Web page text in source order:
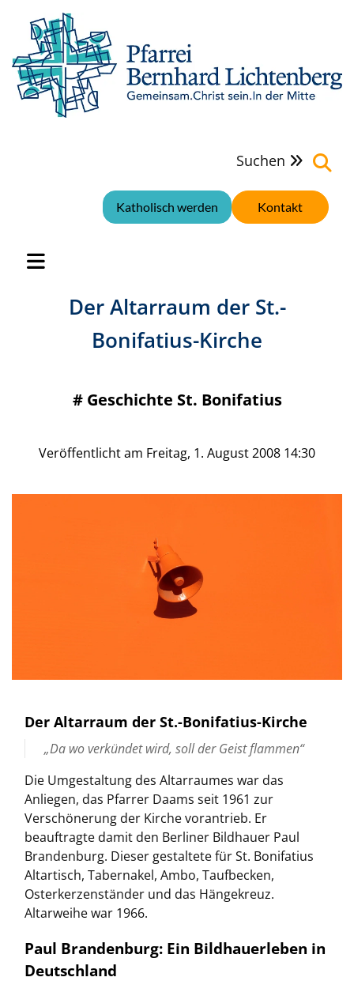
Suchen 
Kontakt
Katholisch werden
Der Altarraum der St.-
Bonifatius-Kirche
# Geschichte St. Bonifatius
Veröffentlicht am Freitag, 1. August 2008 14:30
Der Altarraum der St.-Bonifatius-Kirche
„Da wo verkündet wird, soll der Geist flammen“
Die Umgestaltung des Altarraumes war das
Anliegen, das Pfarrer Daams seit 1961 zur
Verschönerung der Kirche vorantrieb. Er
beauftragte damit den Berliner Bildhauer Paul
Brandenburg. Dieser gestaltete für St. Bonifatius
Altartisch, Tabernakel, Ambo, Taufbecken,
Osterkerzenständer und das Hängekreuz.
Altarweihe war 1966.
Paul Brandenburg: Ein Bildhauerleben in
Deutschland